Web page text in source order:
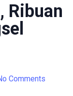
Ribuan
Comments